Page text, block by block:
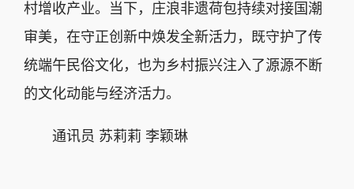
村增收产业。当下，庄浪非遗荷包持续对接国潮
审美，在守正创新中焕发全新活力，既守护了传
统端午民俗文化，也为乡村振兴注入了源源不断
的文化动能与经济活力。
通讯员 苏莉莉 李颖琳